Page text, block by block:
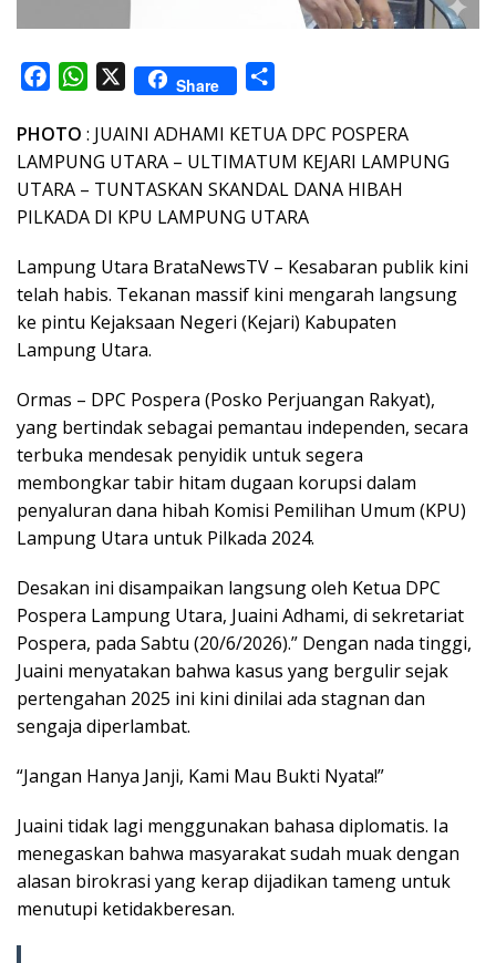
c
e
b
o
k
W
a
t
s
A
p
X Share
a
r
e
PHOTO : JUAINI ADHAMI KETUA DPC POSPERA
LAMPUNG UTARA – ULTIMATUM KEJARI LAMPUNG
UTARA – TUNTASKAN SKANDAL DANA HIBAH
PILKADA DI KPU LAMPUNG UTARA
Lampung Utara BrataNewsTV – Kesabaran publik kini
telah habis. Tekanan massif kini mengarah langsung
ke pintu Kejaksaan Negeri (Kejari) Kabupaten
Lampung Utara.
Ormas – DPC Pospera (Posko Perjuangan Rakyat),
yang bertindak sebagai pemantau independen, secara
terbuka mendesak penyidik untuk segera
membongkar tabir hitam dugaan korupsi dalam
penyaluran dana hibah Komisi Pemilihan Umum (KPU)
Lampung Utara untuk Pilkada 2024.
Desakan ini disampaikan langsung oleh Ketua DPC
Pospera Lampung Utara, Juaini Adhami, di sekretariat
Pospera, pada Sabtu (20/6/2026).” Dengan nada tinggi,
Juaini menyatakan bahwa kasus yang bergulir sejak
pertengahan 2025 ini kini dinilai ada stagnan dan
sengaja diperlambat.
“Jangan Hanya Janji, Kami Mau Bukti Nyata!”
Juaini tidak lagi menggunakan bahasa diplomatis. Ia
menegaskan bahwa masyarakat sudah muak dengan
alasan birokrasi yang kerap dijadikan tameng untuk
menutupi ketidakberesan.